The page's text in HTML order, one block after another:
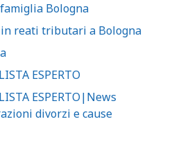
Bologna
in reati tributari a Bologna
ESPERTO
ESPERTO|News
divorzi e cause